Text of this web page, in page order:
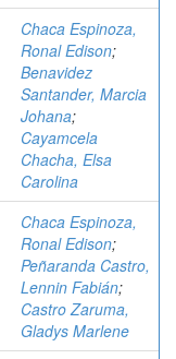
Chaca Espinoza,
Ronal Edison;
Benavidez
Santander, Marcia
Johana;
Cayamcela
Chacha, Elsa
Carolina
Chaca Espinoza,
Ronal Edison;
Peñaranda Castro,
Lennin Fabián;
Castro Zaruma,
Gladys Marlene